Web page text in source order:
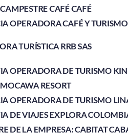
CAFÉ CAFÉ
OPERADORA CAFÉ Y
TURÍSTICA RRBSAS
OPERADORA DE TURISMO
RESORT
OPERADORA DE TURISMO
DE VIAJES EXPLORA
DE LA EMPRESA: CABITAT